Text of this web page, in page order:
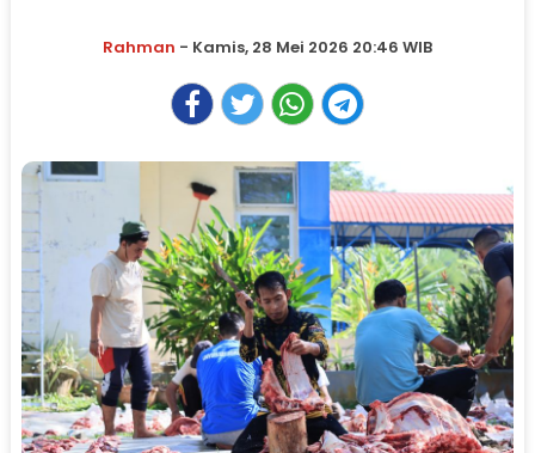
Rahman - Kamis, 28 Mei 2026 20:46 WIB